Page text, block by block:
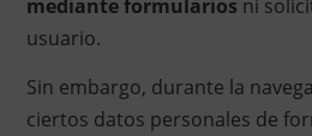
mediante formularios ni
usuario.
Sin embargo, durante la
ciertos datos personales de